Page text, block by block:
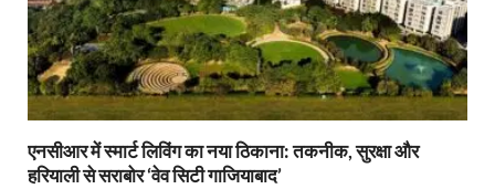
एनसीआर में स्मार्ट लिविंग का नया ठिकाना: तकनीक, सुरक्षा और
हरियाली से सराबोर ‘वेव सिटी गाजियाबाद’